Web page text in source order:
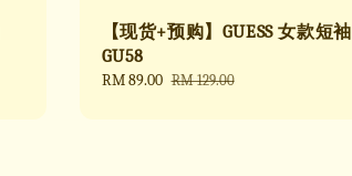
【现货+预购】GUESS 女款短袖
GU58
Sale
RM 89.00 Regular
RM 129.00